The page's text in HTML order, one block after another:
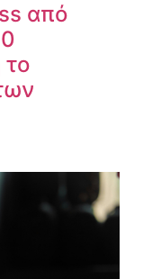
από
το